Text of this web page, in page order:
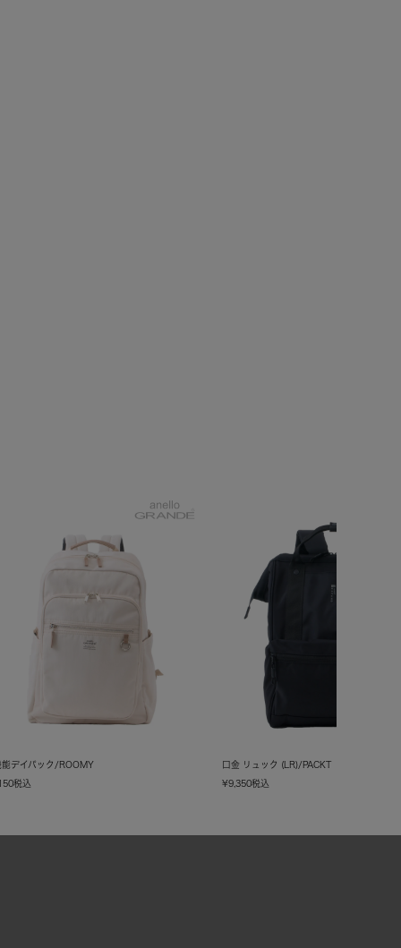
能デイパック/ROOMY
税込
口金 リュック (LR)/PACKT
¥9,350税込